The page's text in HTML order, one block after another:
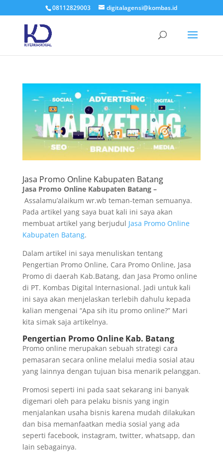
08112829003 digitalagensi@kombas.id
Jasa Promo Online Kabupaten Batang
Jasa Promo Online Kabupaten Batang –
Assalamu’alaikum wr.wb teman-teman semuanya.
Pada artikel yang saya buat kali ini saya akan
membuat artikel yang berjudul Jasa Promo Online
Kabupaten Batang.
Dalam artikel ini saya menuliskan tentang
Pengertian Promo Online, Cara Promo Online, Jasa
Promo di daerah Kab.Batang, dan Jasa Promo online
di PT. Kombas Digital Internasional. Jadi untuk kali
ini saya akan menjelaskan terlebih dahulu kepada
kalian mengenai “Apa sih itu promo online?” Mari
kita simak saja artikelnya.
Pengertian Promo Online Kab. Batang
Promo online merupakan sebuah strategi cara
pemasaran secara online melalui media sosial atau
yang lainnya dengan tujuan bisa menarik pelanggan.
Promosi seperti ini pada saat sekarang ini banyak
digemari oleh para pelaku bisnis yang ingin
menjalankan usaha bisnis karena mudah dilakukan
dan bisa memanfaatkan media sosial yang ada
seperti facebook, instagram, twitter, whatsapp, dan
lain sebagainya.